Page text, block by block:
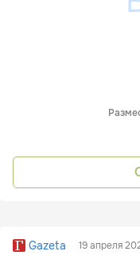
Gazeta 19 апреля